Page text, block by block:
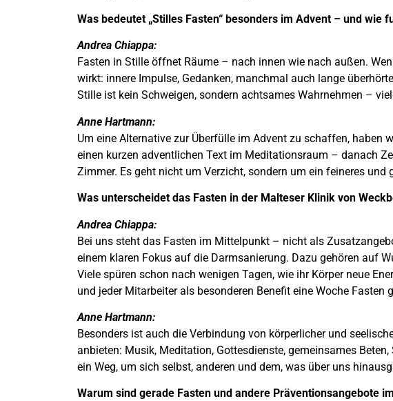
Was bedeutet „Stilles Fasten“ besonders im Advent – und wie
Andrea Chiappa:
Fasten in Stille öffnet Räume – nach innen wie nach außen.
wirkt: innere Impulse, Gedanken, manchmal auch lange
Stille ist kein Schweigen, sondern achtsames Wahrnehmen –
Anne Hartmann:
Um eine Alternative zur Überfülle im Advent zu schaffen,
einen kurzen adventlichen Text im Meditationsraum – danach
Zimmer. Es geht nicht um Verzicht, sondern um ein feineres
Was unterscheidet das Fasten in der Malteser Klinik von
Andrea Chiappa:
Bei uns steht das Fasten im Mittelpunkt – nicht als
einem klaren Fokus auf die Darmsanierung. Dazu gehören auf
Viele spüren schon nach wenigen Tagen, wie ihr Körper neue
und jeder Mitarbeiter als besonderen Benefit eine Woche Fasten
Anne Hartmann:
Besonders ist auch die Verbindung von körperlicher und
anbieten: Musik, Meditation, Gottesdienste, gemeinsames
ein Weg, um sich selbst, anderen und dem, was über uns
Warum sind gerade Fasten und andere Präventionsangebote